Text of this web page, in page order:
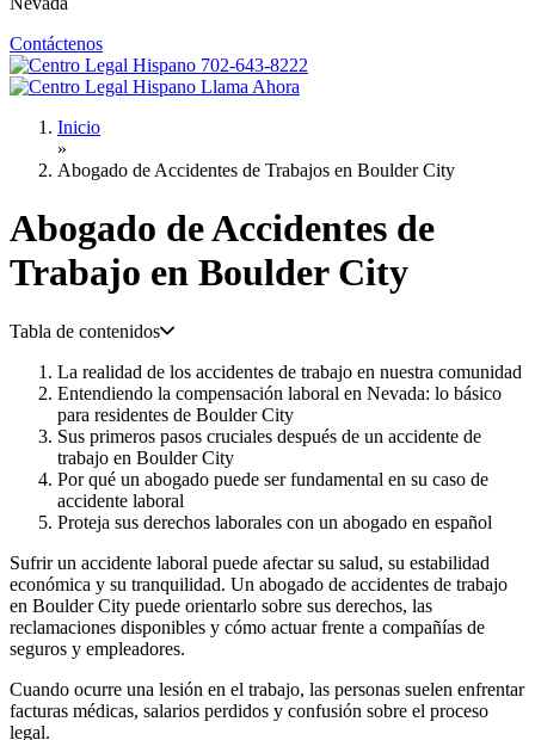
Contáctenos
702-643-8222
Llama Ahora
Inicio
»
Abogado de Accidentes de Trabajos en Boulder City
Abogado de Accidentes de
Trabajo en Boulder City
Tabla de contenidos
La realidad de los accidentes de trabajo en nuestra comunidad
Entendiendo la compensación laboral en Nevada: lo básico
para residentes de Boulder City
Sus primeros pasos cruciales después de un accidente de
trabajo en Boulder City
Por qué un abogado puede ser fundamental en su caso de
accidente laboral
Proteja sus derechos laborales con un abogado en español
Sufrir un accidente laboral puede afectar su salud, su estabilidad
económica y su tranquilidad. Un abogado de accidentes de trabajo
en Boulder City puede orientarlo sobre sus derechos, las
reclamaciones disponibles y cómo actuar frente a compañías de
seguros y empleadores.
Cuando ocurre una lesión en el trabajo, las personas suelen enfrentar
facturas médicas, salarios perdidos y confusión sobre el proceso
legal.